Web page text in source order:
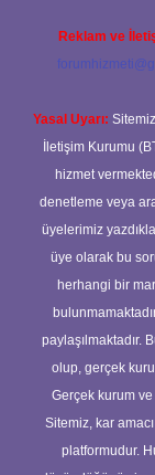
Reklam ve
Yasal Uyarı:
İletişim Kurumu
hizmet
denetleme veya
üyelerimiz
üye olarak bu
herhangi bir
paylaşılmaktadır.
olup, gerçek
Gerçek kurum
Sitemiz, kar
platformudur.